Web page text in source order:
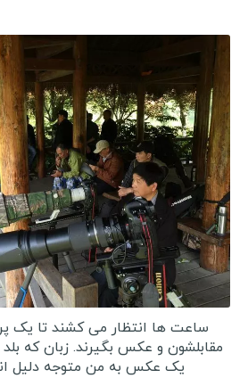
ساعت ها انتظار می کشند تا یک
مقابلشون و عکس بگیرند. زبان که بلد
یک عکس به من متوجه دلیل